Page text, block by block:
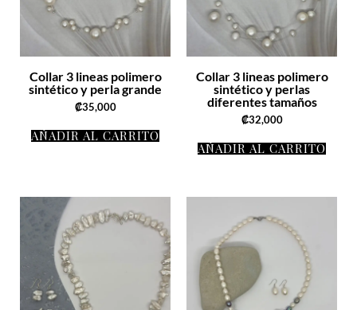
Collar 3 lineas polimero
sintético y perla grande
₡35,000
AÑADIR AL CARRITO
Collar 3 lineas polimero
sintético y perlas
diferentes tamaños
₡32,000
AÑADIR AL CARRITO